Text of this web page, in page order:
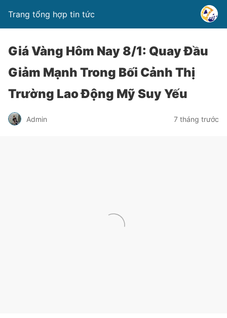
Trang tổng hợp tin tức
Giá Vàng Hôm Nay 8/1: Quay Đầu
Giảm Mạnh Trong Bối Cảnh Thị
Trường Lao Động Mỹ Suy Yếu
Admin 7 tháng trước